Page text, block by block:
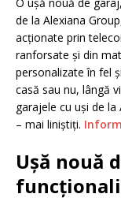
de la Alexiana
acționate prin
ranforsate și din
personalizate în fel
casă sau nu, lângă
garajele cu uși de
– mai liniștiți.
Ușă nouă